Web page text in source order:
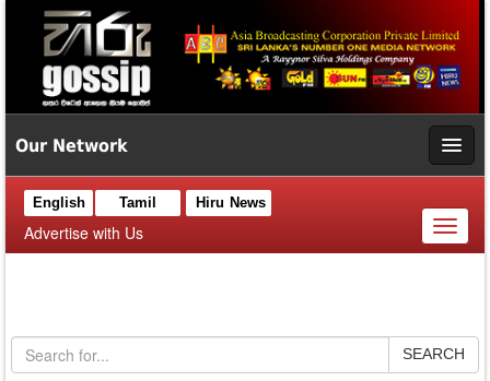
Our Network
English Tamil Hiru News
Advertise with Us
Toggle
SEARCH